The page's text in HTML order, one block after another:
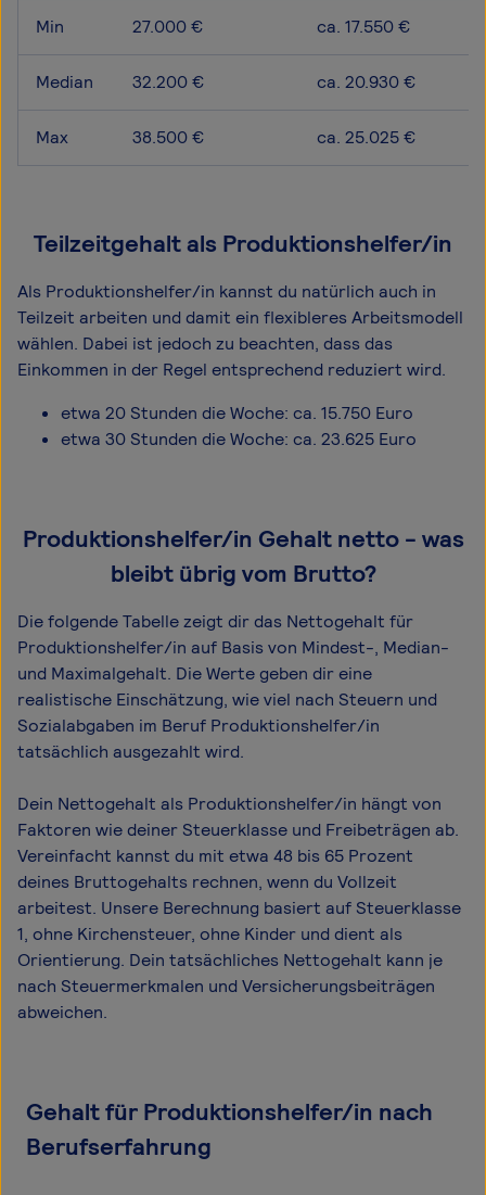
Min 27.000 € ca. 17.550 €
Median 32.200 € ca. 20.930 €
Max 38.500 € ca. 25.025 €
Teilzeitgehalt als Produktionshelfer/in
Als Produktionshelfer/in kannst du natürlich auch in
Teilzeit arbeiten und damit ein flexibleres Arbeitsmodell
wählen. Dabei ist jedoch zu beachten, dass das
Einkommen in der Regel entsprechend reduziert wird.
etwa 20 Stunden die Woche: ca. 15.750 Euro
etwa 30 Stunden die Woche: ca. 23.625 Euro
Produktionshelfer/in Gehalt netto - was
bleibt übrig vom Brutto?
Die folgende Tabelle zeigt dir das Netto­gehalt für
Produktionshelfer/in auf Basis von Mindest-, Median-
und Maximal­gehalt. Die Werte geben dir eine
realistische Einschätzung, wie viel nach Steuern und
Sozialabgaben im Beruf Produktionshelfer/in
tatsächlich ausgezahlt wird.
Dein Nettogehalt als Produktionshelfer/in hängt von
Faktoren wie deiner Steuerklasse und Freibeträgen ab.
Vereinfacht kannst du mit etwa 48 bis 65 Prozent
deines Bruttogehalts rechnen, wenn du Vollzeit
arbeitest. Unsere Berechnung basiert auf Steuerklasse
1, ohne Kirchensteuer, ohne Kinder und dient als
Orientierung. Dein tatsächliches Nettogehalt kann je
nach Steuermerkmalen und Versicherungsbeiträgen
abweichen.
Gehalt für Produktionshelfer/in nach
Berufserfahrung